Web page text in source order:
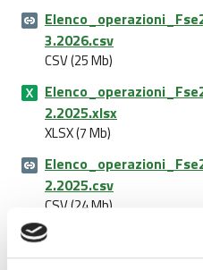
3.2026.csv
CSV (25 Mb)
2.2025.xlsx
XLSX (7 Mb)
2.2025.csv
CSV (24 Mb)
Elenco operazioni al
sx